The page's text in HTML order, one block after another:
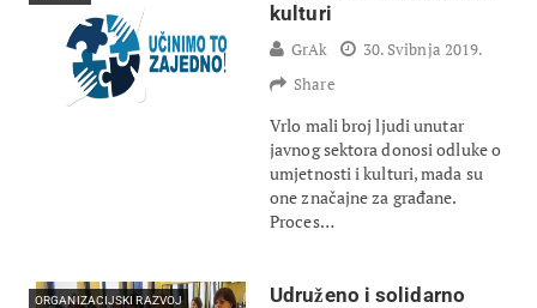
kulturi
GrAk
30. Svibnja 2019.
Share
Vrlo mali broj ljudi unutar
javnog sektora donosi odluke o
umjetnosti i kulturi, mada su
one značajne za građane.
Proces…
ORGANIZACIJSKI RAZVOJ
Udruženo i solidarno